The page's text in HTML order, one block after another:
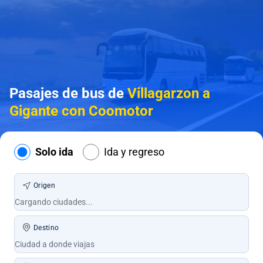
Pasajes de bus deVillagarzon a
Gigante con Coomotor
Solo ida Ida y regreso
Origen
Destino